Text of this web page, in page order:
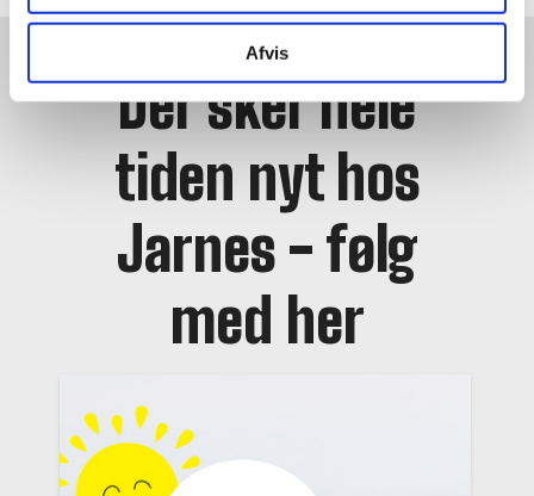
Afvis
Der sker hele
tiden nyt hos
Jarnes - følg
med her